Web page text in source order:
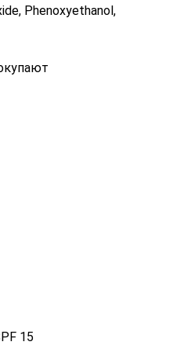
Phenoxyethanol,
15